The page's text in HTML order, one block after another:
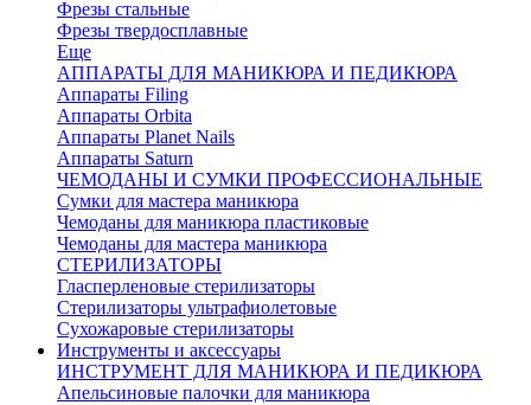
Фрезы стальные
Фрезы твердосплавные
Еще
АППАРАТЫ ДЛЯ МАНИКЮРА И ПЕДИКЮРА
Аппараты Filing
Аппараты Orbita
Аппараты Planet Nails
Аппараты Saturn
ЧЕМОДАНЫ И СУМКИ ПРОФЕССИОНАЛЬНЫЕ
Сумки для мастера маникюра
Чемоданы для маникюра пластиковые
Чемоданы для мастера маникюра
СТЕРИЛИЗАТОРЫ
Гласперленовые стерилизаторы
Стерилизаторы ультрафиолетовые
Сухожаровые стерилизаторы
Инструменты и аксессуары
ИНСТРУМЕНТ ДЛЯ МАНИКЮРА И ПЕДИКЮРА
Апельсиновые палочки для маникюра